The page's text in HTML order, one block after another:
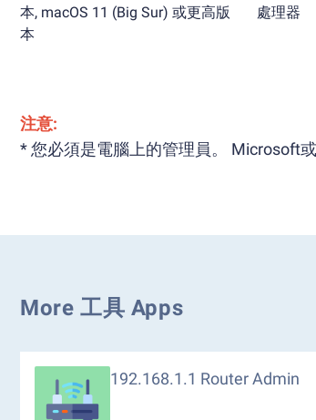
本, macOS 11 (Big Sur) 或更高版
本
處理器
注意:
* 您必須是電腦上的管理員。 Microsoft
More 工具 Apps
192.168.1.1 Router Admin